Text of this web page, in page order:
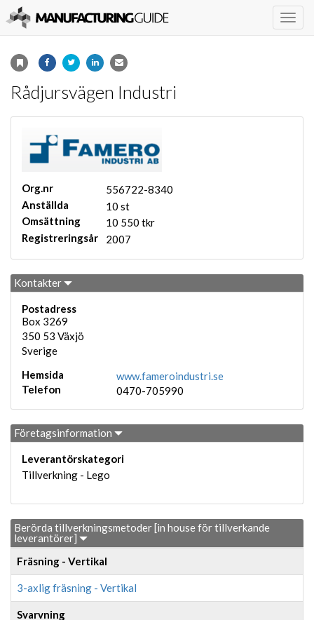
Rådjursvägen Industri
Org.nr
556722-8340
Anställda
10 st
Omsättning
10 550 tkr
Registreringsår
2007
Kontakter
Postadress
Box 3269
350 53 Växjö
Sverige
Hemsida
www.fameroindustri.se
Telefon
0470-705990
Företagsinformation
Leverantörskategori
Tillverkning - Lego
Berörda tillverkningsmetoder [in house för tillverkande
leverantörer]
Fräsning - Vertikal
3-axlig fräsning - Vertikal
Svarvning